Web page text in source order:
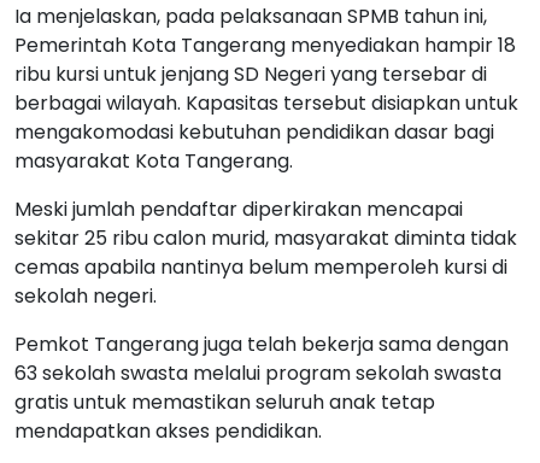
Ia menjelaskan, pada pelaksanaan SPMB tahun ini,
Pemerintah Kota Tangerang menyediakan hampir 18
ribu kursi untuk jenjang SD Negeri yang tersebar di
berbagai wilayah. Kapasitas tersebut disiapkan untuk
mengakomodasi kebutuhan pendidikan dasar bagi
masyarakat Kota Tangerang.
Meski jumlah pendaftar diperkirakan mencapai
sekitar 25 ribu calon murid, masyarakat diminta tidak
cemas apabila nantinya belum memperoleh kursi di
sekolah negeri.
Pemkot Tangerang juga telah bekerja sama dengan
63 sekolah swasta melalui program sekolah swasta
gratis untuk memastikan seluruh anak tetap
mendapatkan akses pendidikan.